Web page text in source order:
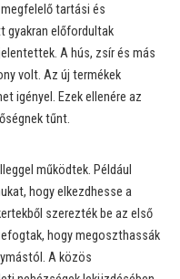
tartási és
gyakran előfordultak
A hús, zsír és más
volt. Az új termékek
igényel. Ezek ellenére az
tűnt.
működtek. Például
hogy elkezdhesse a
szerezték be az első
hogy megoszthassák
A közös